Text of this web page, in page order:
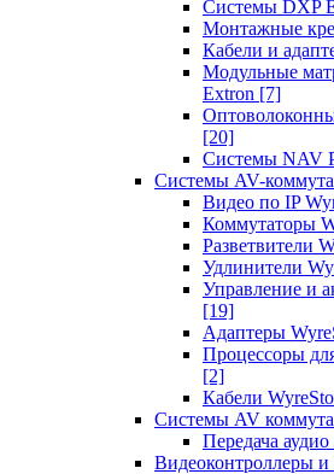
Системы DXP
Монтажные
Кабели и
Модульные
Extron [7]
[20]
Системы NAV
Системы AV-
Видео по IP
Коммутаторы
Разветвители
Удлинители
Управление и
[19]
Адаптеры
Процессоры
[2]
Кабели
Системы AV
Передача
Видеоконтроллеры